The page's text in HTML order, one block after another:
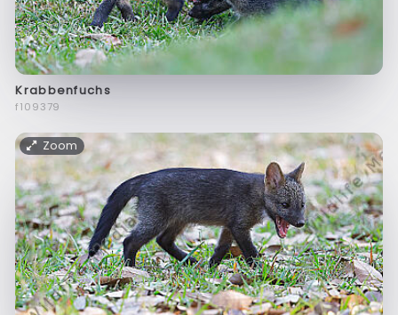
Krabbenfuchs
f109379
Zoom